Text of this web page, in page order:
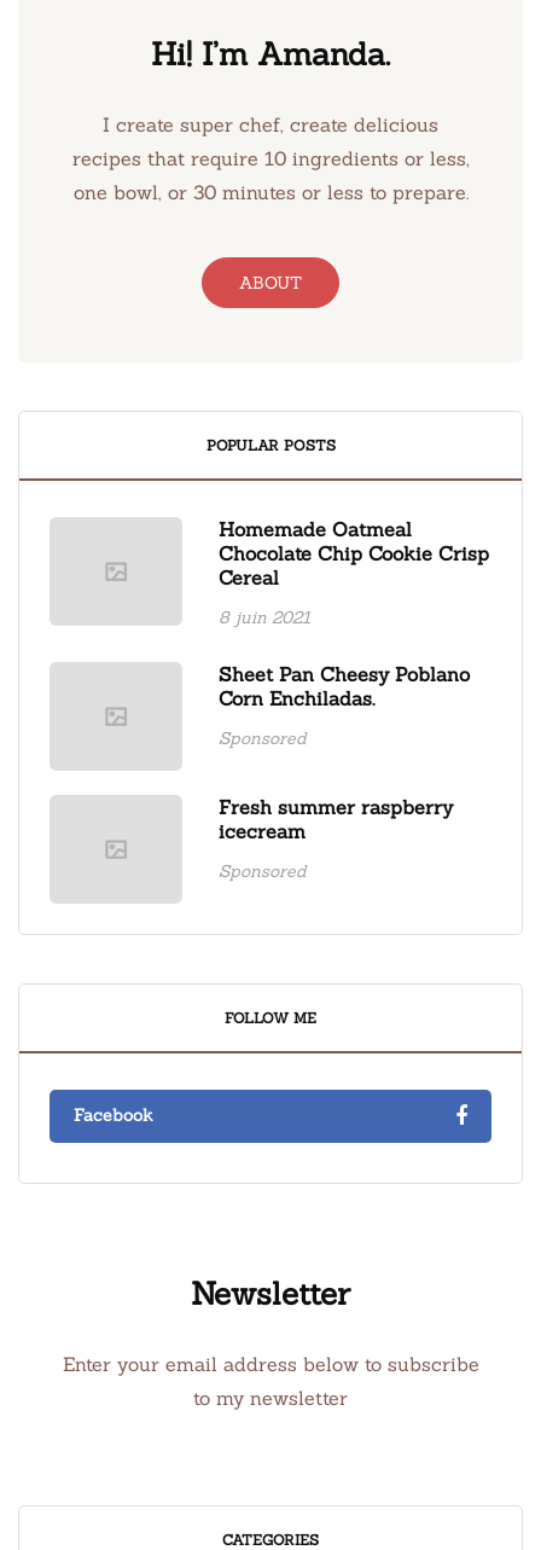
Hi! I’m Amanda.
I create super chef, create delicious
recipes that require 10 ingredients or less,
one bowl, or 30 minutes or less to prepare.
ABOUT
POPULAR POSTS
Homemade Oatmeal
Chocolate Chip Cookie Crisp
Cereal
8 juin 2021
Sheet Pan Cheesy Poblano
Corn Enchiladas.
Sponsored
Fresh summer raspberry
icecream
Sponsored
FOLLOW ME
Facebook
Newsletter
Enter your email address below to subscribe
to my newsletter
CATEGORIES